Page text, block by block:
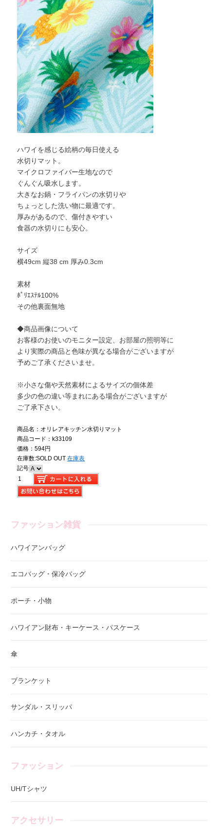
ハワイを感じる絵柄の毎日使える
水切りマット。
マイクロファイバー生地なので
ぐんぐん吸水します。
大きなお鍋・フライパンの水切りや
ちょっとした洗い物に最適です。
厚みがあるので、傷付きやすい
食器の水切りにも安心。
サイズ
横49cm 縦38 cm 厚み0.3cm
素材
ﾎﾟﾘｴｽﾃﾙ100%
その他裏面無地
◆商品画像について
お客様のお使いのモニター設定、お部屋の照明等に
より実際の商品と色味が異なる場合がございますが
予めご了承くださいませ。
※小さな傷や天然素材によるサイズの個体差
多少の色の違い等まれにある場合がございますが
ご了承下さい。
商品名：オリレアキッチン水切りマット
商品コード：k33109
価格：594円
在庫数:SOLD OUT 在庫表
記号
ファッション雑貨
ハワイアンバッグ
エコバッグ・保冷バッグ
ポーチ・小物
ハワイアン財布・キーケース・パスケース
傘
ブランケット
サンダル・スリッパ
ハンカチ・タオル
ファッション
UH/Tシャツ
アクセサリー